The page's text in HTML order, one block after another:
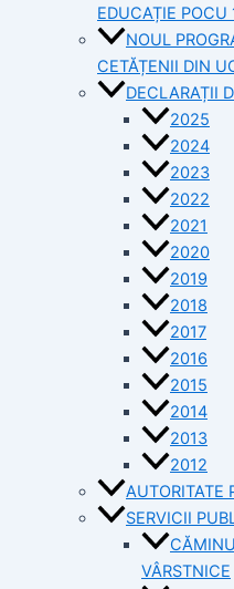
EDUCAȚIE POCU
NOUL
CETĂȚENII DIN
DECLARAȚII
2025
2024
2023
2022
2021
2020
2019
2018
2017
2016
2015
2014
2013
2012
AUTORITATE
SERVICII
VÂRSTNICE